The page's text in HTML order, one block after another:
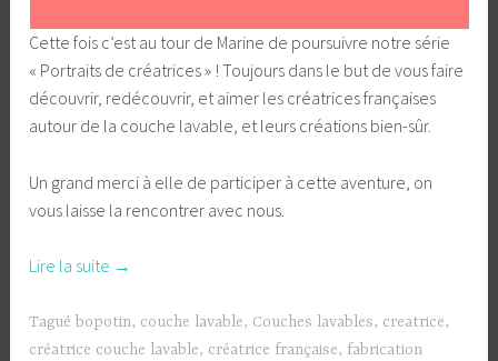
Cette fois c’est au tour de Marine de poursuivre notre série
« Portraits de créatrices » ! Toujours dans le but de vous faire
découvrir, redécouvrir, et aimer les créatrices françaises
autour de la couche lavable, et leurs créations bien-sûr.
Un grand merci à elle de participer à cette aventure, on
vous laisse la rencontrer avec nous.
Lire la suite « Portrait
L’interview
de
→
Tagué bopotin, couche lavable, Couches lavables, creatrice,
créatrice couche lavable, créatrice française, fabrication